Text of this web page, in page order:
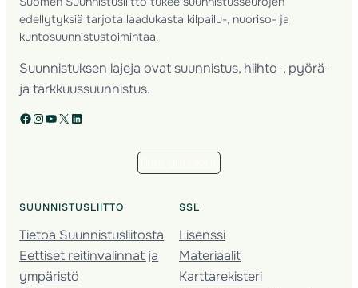
edellytyksiä tarjota laadukasta kilpailu-, nuoriso- ja
kuntosuunnistustoimintaa.
Suunnistuksen lajeja ovat suunnistus, hiihto-, pyörä-
ja tarkkuussuunnistus.
Facebook Instagram YouTube X LinkedIn
SUUNNISTUSLIITTO
Tietoa Suunnistusliitosta
Eettiset reitinvalinnat ja
ympäristö
SSL
Lisenssi
Materiaalit
Karttarekisteri